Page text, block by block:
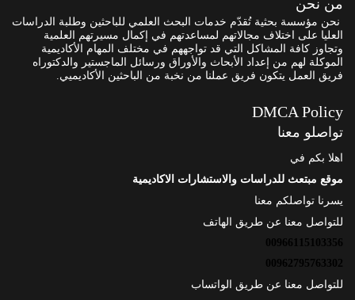
من نحن
نحن مؤسسة بحثية تُقدّم خدمات البحث العلمي للباحثين وطلبة الدراسات
العليا على اختلاف مجالاتهم لمساعدتهم في إكمال مسيرتهم العلمية
وتجاوز كافة المشاكل التي قد تواجههم في مختلف المهام الأكاديمية
الموكلة لهم من إعداد الأبحاث والأوراق ورسائل الماجستير والدكتوراه
فريق العمل يتكون فريق عملنا من نخبة من الباحثين الأكاديميي.
DMCA Policy
تواصلو معنا
اهلا بكم في
موقع مبتعث للدراسات والاستشارات الاكاديمية
يسرنا تواصلكم معنا
للتواصل معنا عن طريق الهاتف
00966115103356
00962795763302
للتواصل معنا عن طريق الواتساب